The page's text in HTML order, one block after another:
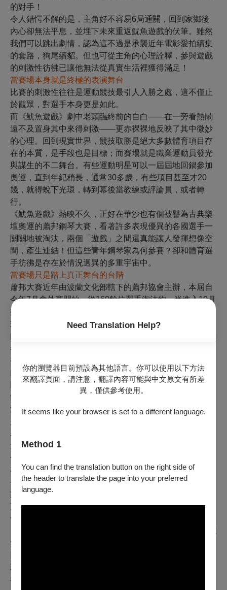
Need Translation Help?
你的瀏覽器目前預設為其他語言。你可以使用以下方法
來翻譯頁面，請注意，翻譯內容可能與中文原文有所差
異，僅供參考使用。
It seems like your browser is set to a different language.
Method 1
You can find the translation button on the right side of
the header to translate the page into your preferred
language.
的對手！
令人錯愕不解的是，主角好不容易6局通關，回到家鄉後
內心卻無法平息，並埋下未來重返魷魚遊戲的伏筆。雖然
我們可以跳出劇情，認為這不過是承襲近年電影愛拍續集
的套路，狗尾續貂。但也可從主角的心理詮釋，參與遊戲
的刺激性彷彿已讓他無法從真實生活裡獲得滿足！
當賽場本身就是終極的表演舞台
比賽的刺激性往往是運動競技最引人入勝之處，這不僅止
於觀眾，對選手本身更是如此。
而《魷魚遊戲》劇中老頭臨終前的自白——在一旁看熱鬧
遠不及置身其中來得刺激——更赤裸裸地反映了其中微妙
的心理。回到現實世界，競技取勝是絕大多數體育項目存
在的本質，是手段也是目標；而賽場就是職業運動員發光
與謀生的不二舞台。有些運動明星可以一屆屆地回鍋參加
奧運，直到年紀稍長，通常30多歲，有些項目甚至才20
幾，就得蛻下光環，轉到幕後當教練或評論員，或者轉
行。
《魷魚遊戲》熱映不久，正好在華沙也有個被譽為古典樂
壇奧運的蕭邦鋼琴大賽，看著許多表現優異的各國選手一
關關地被淘汰，兩個「遊戲」之間還真能讓人發揮想像空
間，產生連結！但這些青年鋼琴家為何參賽？卻和體育選
手彷彿是存在於情況迥異的多重宇宙中。
當賽場只是踏上真正舞台的台階
蕭邦大賽近年由波蘭文化部轄下的蕭邦協會主辦，本屆自
今年7月會外賽開始，從160餘位選手淘汰約一半進入10月
揭幕的4輪正式比賽，到決賽時只剩12位。在為期3週的正
式比賽裡，4輪的曲目雖全為蕭邦作品，但每輪都有不同
的範圍，選手須從曲庫中自行挑選完整的樂曲，並像開獨
奏會般各憑巧思編排曲序。
初賽每人彈20餘分鐘，有練習曲及夜曲等，分別考驗選手
的技巧和旋律歌唱性；複賽增為30餘分鐘，有波蘭舞曲和
圓舞曲等，被認為是針對韻律感的試煉；準決賽擴充到40
餘分鐘，有奏鳴曲、前奏曲集和馬厝卡舞曲等，分別挑戰
演奏者對大型結構和波蘭民族神韻的理解及掌握；決賽則
是與樂團合作演出30餘分鐘的整首協奏曲。由於選手精采
表現及比賽氣氛的助燃，主辦單位的YouTube轉播平台至
決賽前已累積300萬小時的流量！(註1)
但不同於體育競技，專業音樂比賽威望的建立非僅靠選手
在賽場當下的燦爛表現，而是看它對優勝者的事業生涯是
否有直接與間接的幫助，進而從中產生舞台上的未來名
家。
蕭邦大賽顯然已因歷屆得主後續在樂壇的表現成就，而賦
予比賽本身這項威望。因此本屆入圍選手中有幾位前兩屆
（2015、2010年）成績未盡理想的參賽者，此次捲土重來
無不期望能更上層樓。但過去已獲首獎的選手決不會回鍋
取得共識未來不再參賽，而是出國繼續深造及演出。此舉
卻讓當時不理解專業音樂比賽意義的部分大陸輿論為之譁